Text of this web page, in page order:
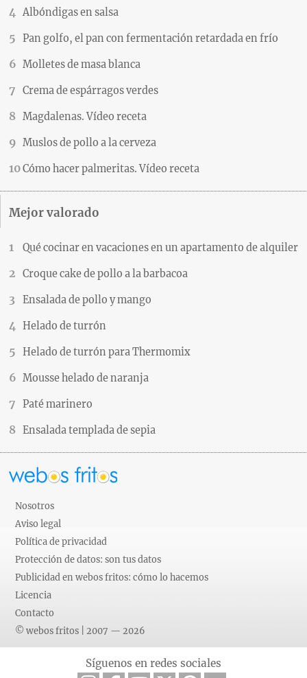
Albóndigas en salsa
Pan golfo, el pan con fermentación retardada en frío
Molletes de masa blanca
Crema de espárragos verdes
Magdalenas. Vídeo receta
Muslos de pollo a la cerveza
Cómo hacer palmeritas. Vídeo receta
Mejor valorado
Qué cocinar en vacaciones en un apartamento de alquiler
Croque cake de pollo a la barbacoa
Ensalada de pollo y mango
Helado de turrón
Helado de turrón para Thermomix
Mousse helado de naranja
Paté marinero
Ensalada templada de sepia
Nosotros
Aviso legal
Política de privacidad
Protección de datos: son tus datos
Publicidad en webos fritos: cómo lo hacemos
Licencia
Contacto
© webos fritos | 2007 — 2026
Síguenos en redes sociales